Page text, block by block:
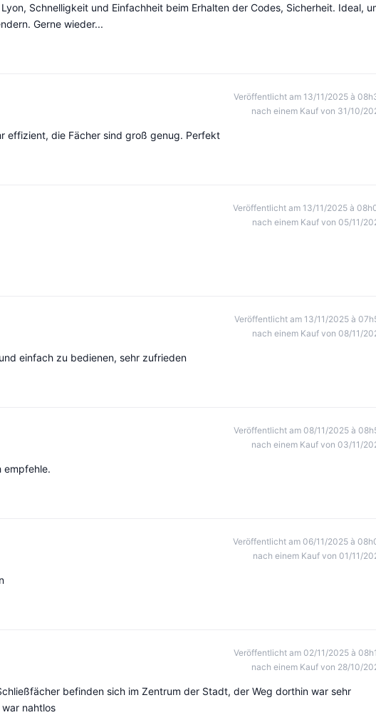
Schnelligkeit und Einfachheit beim Erhalten der Codes, Sicherheit. Ideal,
Gerne wieder...
Veröffentlicht am 13/11/2025 à
nach einem Kauf von 31/10/
effizient, die Fächer sind groß genug. Perfekt
Veröffentlicht am 13/11/2025 à
nach einem Kauf von 05/11/
Veröffentlicht am 13/11/2025 à
nach einem Kauf von 08/11/
einfach zu bedienen, sehr zufrieden
Veröffentlicht am 08/11/2025 à
nach einem Kauf von 03/11/
empfehle.
Veröffentlicht am 06/11/2025 à
nach einem Kauf von 01/11/
Veröffentlicht am 02/11/2025 à
nach einem Kauf von 28/10/
befinden sich im Zentrum der Stadt, der Weg dorthin war sehr
nahtlos